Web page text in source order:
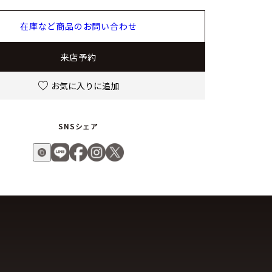
在庫など商品のお問い合わせ
来店予約
お気に入りに追加
SNSシェア